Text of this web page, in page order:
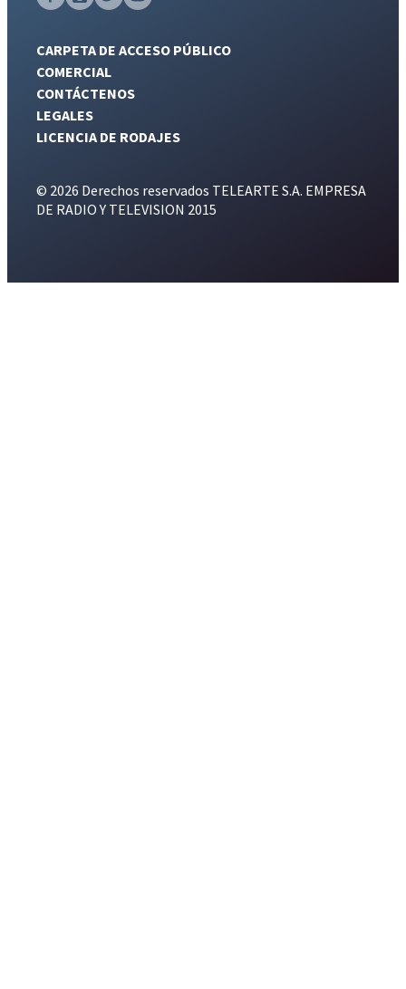
CARPETA DE ACCESO PÚBLICO
COMERCIAL
CONTÁCTENOS
LEGALES
LICENCIA DE RODAJES
© 2026 Derechos reservados TELEARTE S.A. EMPRESA
DE RADIO Y TELEVISION 2015